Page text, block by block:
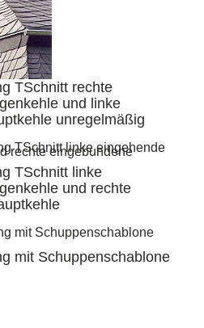
TSchnitt rechte
und linke
unregelmäßig
TSchnitt linke
und rechte
mit Schuppenschablone